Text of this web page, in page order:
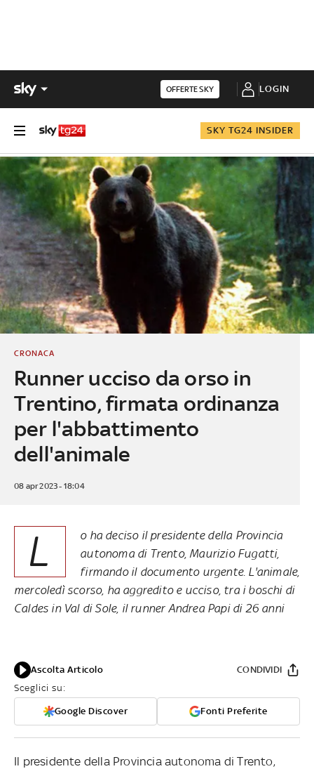
OFFERTE SKY LOGIN
SKY TG24 INSIDER
Runner ucciso da orso in
Trentino, firmata ordinanza
per l'abbattimento
dell'animale
CRONACA
08 apr 2023 - 18:04
L
o ha deciso il presidente della Provincia
autonoma di Trento, Maurizio Fugatti,
firmando il documento urgente. L'animale,
mercoledì scorso, ha aggredito e ucciso, tra i boschi di
Caldes in Val di Sole, il runner Andrea Papi di 26 anni
Ascolta Articolo
Sceglici su:
Google Discover Fonti Preferite
CONDIVIDI
Il presidente della Provincia autonoma di Trento,